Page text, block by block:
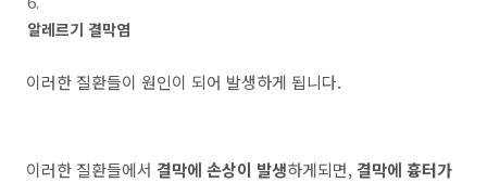
알레르기 결막염
이러한 질환들이 원인이 되어 발생하게 됩니다.
이러한 질환들에서 결막에 손상이 발생하게되면, 결막에 흉터가